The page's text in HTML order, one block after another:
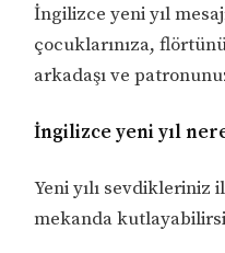
İngilizce yeni yıl
çocuklarınıza,
arkadaşı ve
İngilizce yeni yıl
Yeni yılı
mekanda